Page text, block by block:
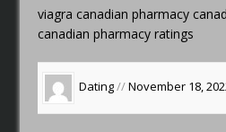
viagra canadian pharmacy
canadian pharmacy ratings
Dating//November 18,